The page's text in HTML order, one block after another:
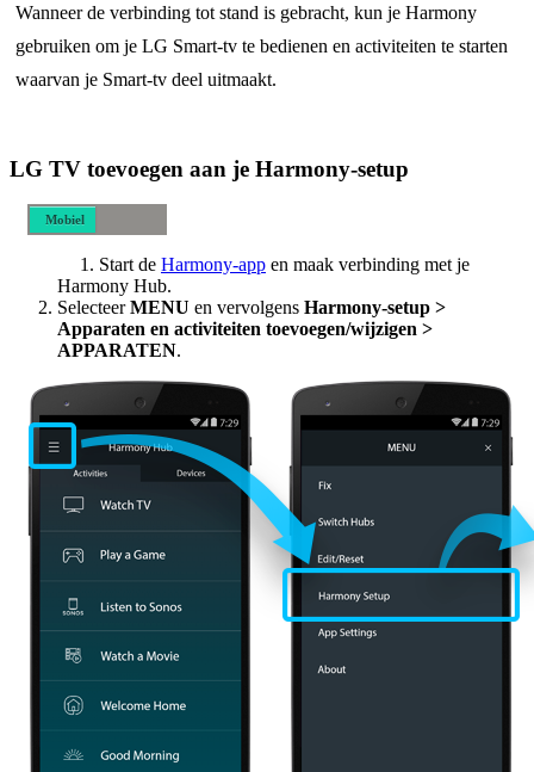
Wanneer de verbinding tot stand is gebracht, kun je Harmony
gebruiken om je LG Smart-tv te bedienen en activiteiten te starten
waarvan je Smart-tv deel uitmaakt.
LG TV toevoegen aan je Harmony-setup
Mobiel
Start de Harmony-app en maak verbinding met je
Harmony Hub.
SelecteerMENU en vervolgens Harmony-setup >
Apparaten en activiteiten toevoegen/wijzigen >
APPARATEN.